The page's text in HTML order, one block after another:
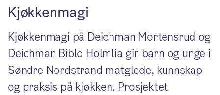
Kjøkkenmagi
Kjøkkenmagi på Deichman Mortensrud og
Deichman Biblo Holmlia gir barn og unge i
Søndre Nordstrand matglede, kunnskap
og praksis på kjøkken. Prosjektet